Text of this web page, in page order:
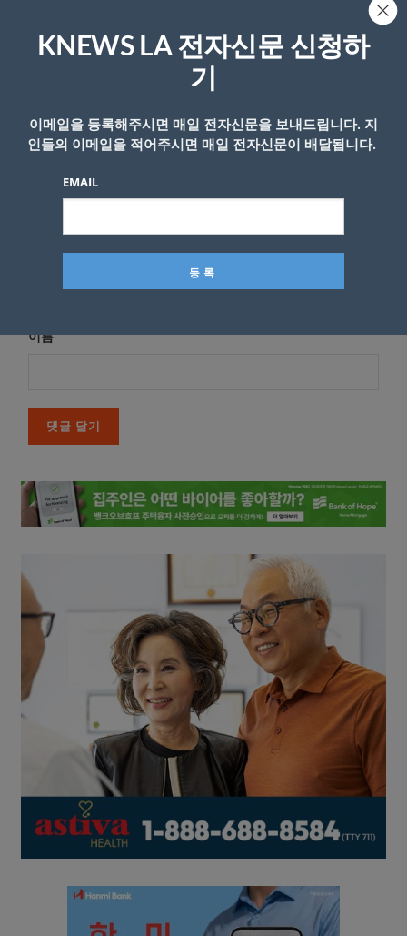
이메일 주소는 공개되지 않습니다. 필수 필드는*로 표시됩니
이름
KNEWS LA 전자신문 신청하
기
이메일을 등록해주시면 매일 전자신문을 보내드립니다. 지
인들의 이메일을 적어주시면 매일 전자신문이 배달됩니다.
EMAIL